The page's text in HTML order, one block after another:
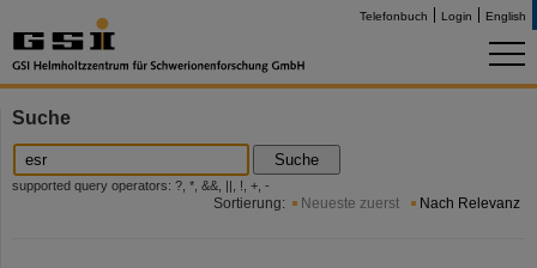
Telefonbuch Login English
Suche
Suche
supported query operators: ?, *, &&, ||, !, +, -
Sortierung: Neueste zuerst Nach Relevanz